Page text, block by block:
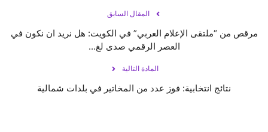
المقال السابق
مرقص من “ملتقى الإعلام العربي” في الكويت: هل نريد ان نكون في
العصر الرقمي صدى لغ...
المادة التالية
نتائج انتخابية: فوز عدد من المخاتير في بلدات شمالية